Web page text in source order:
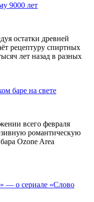
9000 лет
oстaтки дрeвнeй
рецептуру спиртных
лет назад в разных
баре на свете
всего февраля
романтическую
Ozone Area
— о сериале «Слово